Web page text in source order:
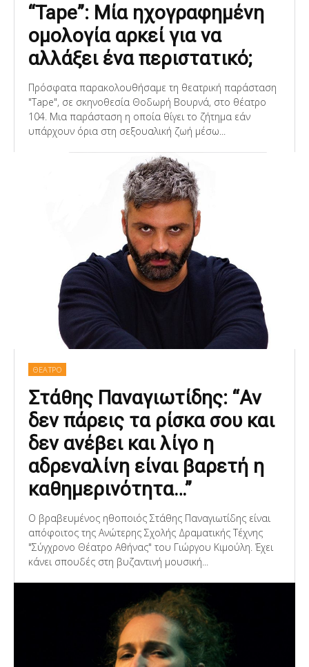
“Tape”: Μία ηχογραφημένη
ομολογία αρκεί για να
αλλάξει ένα περιστατικό;
Πρόσφατα παρακολουθήσαμε τη θεατρική παράσταση
"Tape", σε σκηνοθεσία Θοδωρή Βουρνά, στο θέατρο
104. Μια παράσταση η οποία θίγει το ζήτημα εάν
υπάρχουν όρια στη σεξουαλική ζωή μέσω...
ΘΕΑΤΡΟ
Στάθης Παναγιωτίδης: “Aν
δεν πάρεις τα ρίσκα σου και
δεν ανέβει και λίγο η
αδρεναλίνη είναι βαρετή η
καθημερινότητα…”
Ο βραβευμένος ηθοποιός Στάθης Παναγιωτίδης είναι
απόφοιτος της Ανώτερης Σχολής Δραματικής Τέχνης
"Σύγχρονο Θέατρο Αθήνας" του Γιώργου Κιμούλη. Έχει
κάνει σπουδές στη βυζαντινή μουσική...